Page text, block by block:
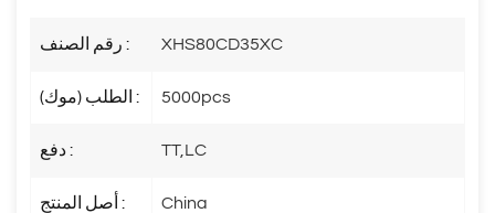
رقم الصنف : XHS80CD35XC
الطلب (موك) : 5000pcs
دفع : TT,LC
أصل المنتج : China